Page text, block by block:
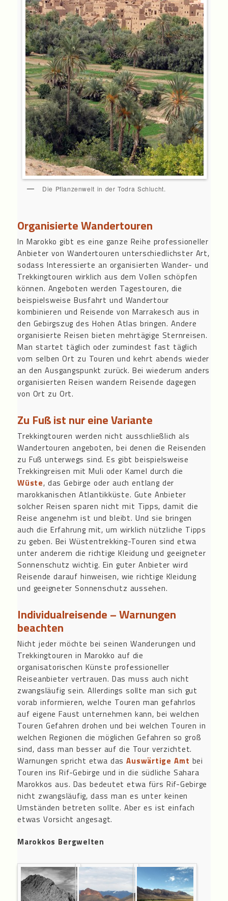
Die Pflanzenwelt in der Todra Schlucht.
Organisierte Wandertouren
In Marokko gibt es eine ganze Reihe professioneller
Anbieter von Wandertouren unterschiedlichster Art,
sodass Interessierte an organisierten Wander- und
Trekkingtouren wirklich aus dem Vollen schöpfen
können. Angeboten werden Tagestouren, die
beispielsweise Busfahrt und Wandertour
kombinieren und Reisende von Marrakesch aus in
den Gebirgszug des Hohen Atlas bringen. Andere
organisierte Reisen bieten mehrtägige Sternreisen.
Man startet täglich oder zumindest fast täglich
vom selben Ort zu Touren und kehrt abends wieder
an den Ausgangspunkt zurück. Bei wiederum anders
organisierten Reisen wandern Reisende dagegen
von Ort zu Ort.
Zu Fuß ist nur eine Variante
Trekkingtouren werden nicht ausschließlich als
Wandertouren angeboten, bei denen die Reisenden
zu Fuß unterwegs sind. Es gibt beispielsweise
Trekkingreisen mit Muli oder Kamel durch die
Wüste, das Gebirge oder auch entlang der
marokkanischen Atlantikküste. Gute Anbieter
solcher Reisen sparen nicht mit Tipps, damit die
Reise angenehm ist und bleibt. Und sie bringen
auch die Erfahrung mit, um wirklich nützliche Tipps
zu geben. Bei Wüstentrekking-Touren sind etwa
unter anderem die richtige Kleidung und geeigneter
Sonnenschutz wichtig. Ein guter Anbieter wird
Reisende darauf hinweisen, wie richtige Kleidung
und geeigneter Sonnenschutz aussehen.
Individualreisende – Warnungen
beachten
Nicht jeder möchte bei seinen Wanderungen und
Trekkingtouren in Marokko auf die
organisatorischen Künste professioneller
Reiseanbieter vertrauen. Das muss auch nicht
zwangsläufig sein. Allerdings sollte man sich gut
vorab informieren, welche Touren man gefahrlos
auf eigene Faust unternehmen kann, bei welchen
Touren Gefahren drohen und bei welchen Touren in
welchen Regionen die möglichen Gefahren so groß
sind, dass man besser auf die Tour verzichtet.
Warnungen spricht etwa dasAuswärtige Amt bei
Touren ins Rif-Gebirge und in die südliche Sahara
Marokkos aus. Das bedeutet etwa fürs Rif-Gebirge
nicht zwangsläufig, dass man es unter keinen
Umständen betreten sollte. Aber es ist einfach
etwas Vorsicht angesagt.
Marokkos Bergwelten